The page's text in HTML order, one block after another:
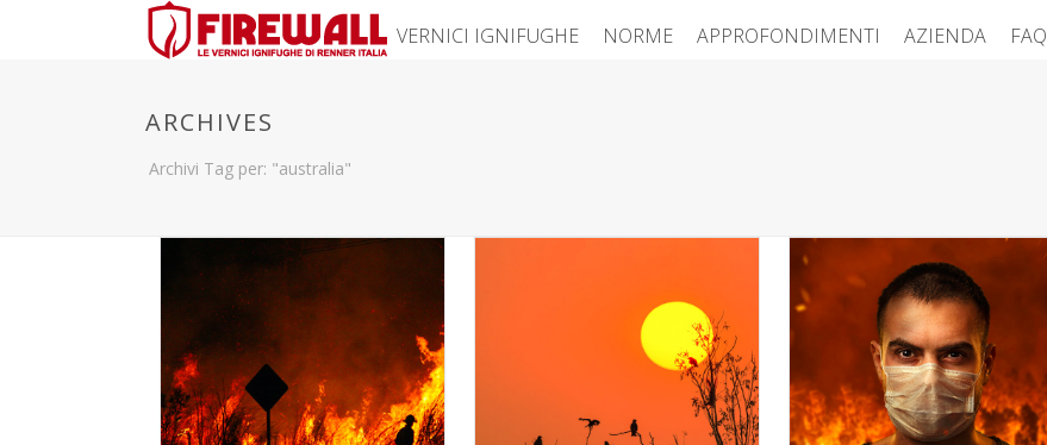
VERNICI IGNIFUGHE NORME APPROFONDIMENTI AZIENDA FAQ
ARCHIVES
Archivi Tag per: "australia"